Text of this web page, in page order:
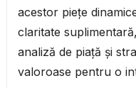
acestor piețe
claritate
analiză de piață și
valoroase pentru o